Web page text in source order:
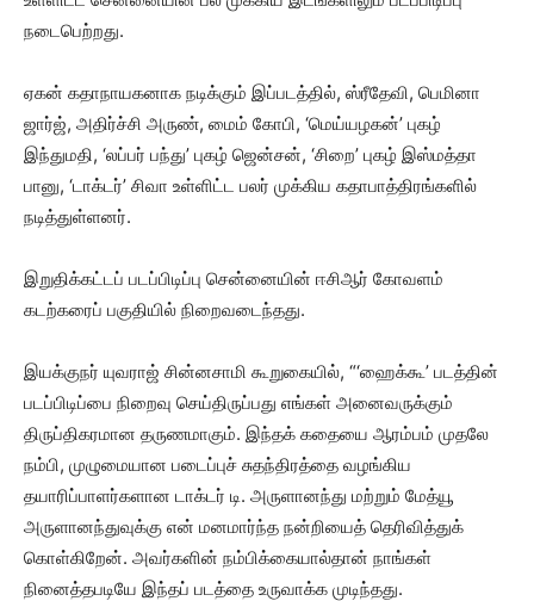
நடைபெற்றது.
ஏகன் கதாநாயகனாக நடிக்கும் இப்படத்தில், ஸ்ரீதேவி, பெமினா
ஜார்ஜ், அதிர்ச்சி அருண், மைம் கோபி, ‘மெய்யழகன்’ புகழ்
இந்துமதி, ‘லப்பர் பந்து’ புகழ் ஜென்சன், ‘சிறை’ புகழ் இஸ்மத்தா
பானு, ‘டாக்டர்’ சிவா உள்ளிட்ட பலர் முக்கிய கதாபாத்திரங்களில்
நடித்துள்ளனர்.
இறுதிக்கட்டப் படப்பிடிப்பு சென்னையின் ஈசிஆர் கோவளம்
கடற்கரைப் பகுதியில் நிறைவடைந்தது.
இயக்குநர் யுவராஜ் சின்னசாமி கூறுகையில், “‘ஹைக்கூ’ படத்தின்
படப்பிடிப்பை நிறைவு செய்திருப்பது எங்கள் அனைவருக்கும்
திருப்திகரமான தருணமாகும். இந்தக் கதையை ஆரம்பம் முதலே
நம்பி, முழுமையான படைப்புச் சுதந்திரத்தை வழங்கிய
தயாரிப்பாளர்களான டாக்டர் டி. அருளானந்து மற்றும் மேத்யூ
அருளானந்துவுக்கு என் மனமார்ந்த நன்றியைத் தெரிவித்துக்
கொள்கிறேன். அவர்களின் நம்பிக்கையால்தான் நாங்கள்
நினைத்தபடியே இந்தப் படத்தை உருவாக்க முடிந்தது.